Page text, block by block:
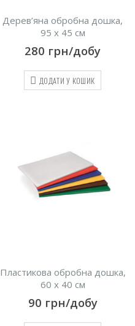
Дерев’яна обробна дошка,
95 х 45 см
280 грн/добу
ДОДАТИ У КОШИК
Пластикова обробна дошка,
60 х 40 см
90 грн/добу